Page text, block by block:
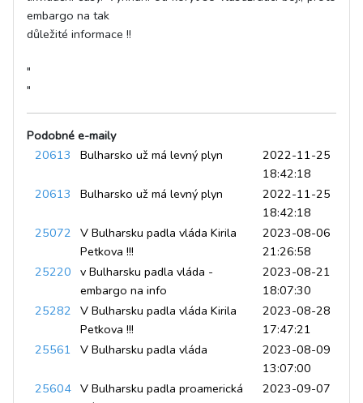
embargo na tak
důležité informace !!
"
"
Podobné e-maily
20613
Bulharsko už má levný plyn
2022-11-25
18:42:18
20613
Bulharsko už má levný plyn
2022-11-25
18:42:18
25072 V Bulharsku padla vláda Kirila
Petkova !!!
2023-08-06
21:26:58
25220 v Bulharsku padla vláda -
embargo na info
2023-08-21
18:07:30
25282 V Bulharsku padla vláda Kirila
Petkova !!!
2023-08-28
17:47:21
25561 V Bulharsku padla vláda
2023-08-09
13:07:00
25604 V Bulharsku padla proamerická
2023-09-07